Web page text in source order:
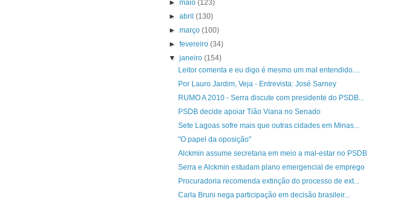
►maio(123)
►abril(130)
►março(100)
►fevereiro(34)
▼janeiro(154)
Leitor comenta e eu digo é mesmo um mal entendido....
Por Lauro Jardim, Veja - Entrevista: José Sarney
RUMO A 2010 - Serra discute com presidente do PSDB...
PSDB decide apoiar Tião Viana no Senado
Sete Lagoas sofre mais que outras cidades em Minas...
"O papel da oposição"
Alckmin assume secretaria em meio a mal-estar no PSDB
Serra e Alckmin estudam plano emergencial de emprego
Procuradoria recomenda extinção do processo de ext...
Carla Bruni nega participação em decisão brasileir...